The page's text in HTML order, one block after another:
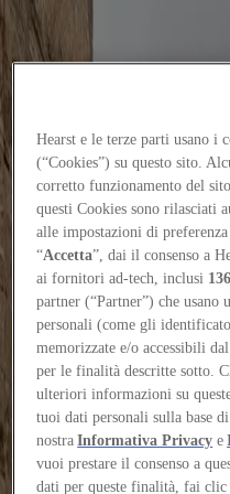
Contatti
Log in
Home
Tags
#sergiosebastian
Projects
Hearst e le terze parti usano i
(“Cookies”) su questo sito.
corretto funzionamento del
questi Cookies sono rilasciati
alle impostazioni di
“Accetta”, dai il consenso a
ai fornitori ad-tech, inclusi 136
partner (“Partner”) che
personali (come gli
memorizzate e/o accessibili
per le finalità descritte sotto.
ulteriori informazioni su
tuoi dati personali sulla base
nostraInformativa Privacy e
vuoi prestare il consenso a
dati per queste finalità, fai clic